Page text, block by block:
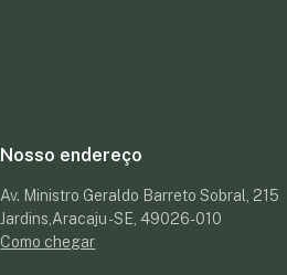
Nosso endereço
Av. Ministro Geraldo Barreto Sobral, 215
Jardins,Aracaju - SE, 49026-010
Como chegar